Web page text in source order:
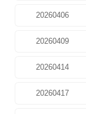
20260406
20260409
20260414
20260417